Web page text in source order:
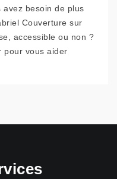
avez besoin de plus
Couverture sur
accessible ou non ?
pour vous aider